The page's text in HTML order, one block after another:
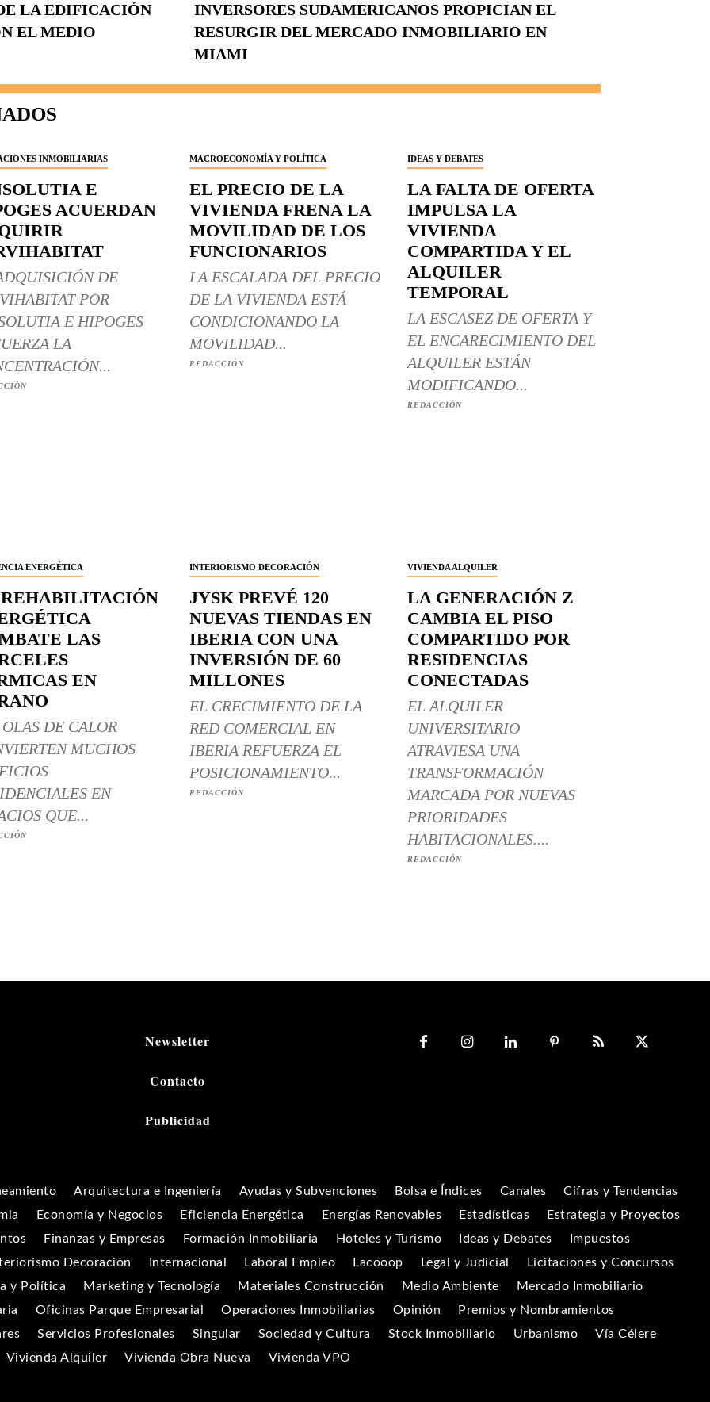
LA EDIFICACIÓN
EL MEDIO
INVERSORES SUDAMERICANOS PROPICIAN EL
RESURGIR DEL MERCADO INMOBILIARIO EN
MIAMI
INMOBILIARIAS
E
ACUERDAN
DE
POR
E HIPOGES
LA
MACROECONOMÍA Y POLÍTICA
EL PRECIO DE LA
VIVIENDA FRENA LA
MOVILIDAD DE LOS
FUNCIONARIOS
LA ESCALADA DEL PRECIO
DE LA VIVIENDA ESTÁ
CONDICIONANDO LA
MOVILIDAD...
REDACCIÓN
IDEAS Y DEBATES
LA FALTA DE OFERTA
IMPULSA LA
VIVIENDA
COMPARTIDA Y EL
ALQUILER
TEMPORAL
LA ESCASEZ DE OFERTA Y
EL ENCARECIMIENTO DEL
ALQUILER ESTÁN
MODIFICANDO...
REDACCIÓN
ENERGÉTICA
LAS
EN
DE CALOR
MUCHOS
EN
QUE...
INTERIORISMO DECORACIÓN
JYSK PREVÉ 120
NUEVAS TIENDAS EN
IBERIA CON UNA
INVERSIÓN DE 60
MILLONES
EL CRECIMIENTO DE LA
RED COMERCIAL EN
IBERIA REFUERZA EL
POSICIONAMIENTO...
REDACCIÓN
VIVIENDA ALQUILER
LA GENERACIÓN Z
CAMBIA EL PISO
COMPARTIDO POR
RESIDENCIAS
CONECTADAS
EL ALQUILER
UNIVERSITARIO
ATRAVIESA UNA
TRANSFORMACIÓN
MARCADA POR NUEVAS
PRIORIDADES
HABITACIONALES....
REDACCIÓN
Newsletter
Contacto
Publicidad
Arquitectura e Ingeniería Ayudas y Subvenciones Bolsa e Índices Canales
Cifras y Tendencias
Economía y Negocios Eficiencia Energética Energías Renovables Estadísticas
Estrategia y Proyectos
Finanzas y Empresas Formación Inmobiliaria Hoteles y Turismo Ideas y Debates
Impuestos
Decoración
Internacional Laboral Empleo Lacooop Legal y Judicial
Licitaciones y Concursos
y Política
Marketing y Tecnología Materiales Construcción Medio Ambiente
Mercado Inmobiliario
Oficinas Parque Empresarial Operaciones Inmobiliarias Opinión
Premios y Nombramientos
Servicios Profesionales Singular Sociedad y Cultura Stock Inmobiliario Urbanismo
Vía Célere
Vivienda Alquiler
Vivienda Obra Nueva Vivienda VPO